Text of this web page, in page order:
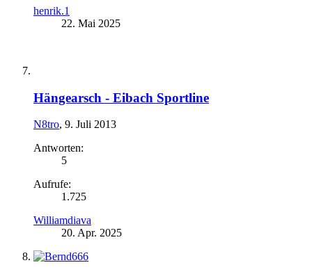
henrik.1
22. Mai 2025
Hängearsch - Eibach Sportline
N8tro, 9. Juli 2013
Antworten:
5
Aufrufe:
1.725
Williamdiava
20. Apr. 2025